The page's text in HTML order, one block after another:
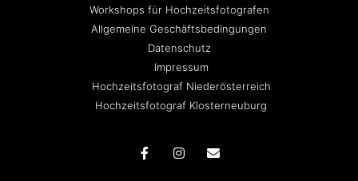
Workshops für Hochzeitsfotografen
Allgemeine Geschäftsbedingungen
Datenschutz
Impressum
Hochzeitsfotograf Niederösterreich
Hochzeitsfotograf Klosterneuburg